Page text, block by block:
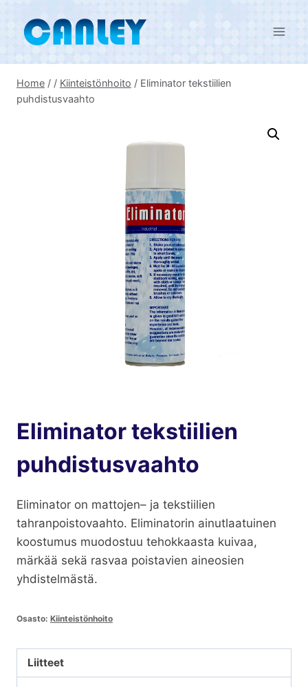
content
Home / / Kiinteistönhoito / Eliminator tekstiilien
puhdistusvaahto
Eliminator tekstiilien
puhdistusvaahto
Eliminator on mattojen– ja tekstiilien
tahranpoistovaahto. Eliminatorin ainutlaatuinen
koostumus muodostuu tehokkaasta kuivaa,
märkää sekä rasvaa poistavien aineosien
yhdistelmästä.
Osasto: Kiinteistönhoito
Liitteet